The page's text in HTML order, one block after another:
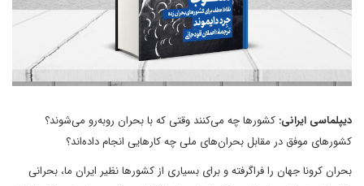
دیپلماسی ایرانی: کشورها چه می‌کنند وقتی که با بحران روبه‌رو می‌شوند؟
کشورهای موفق در مقابل بحران‌های ملی چه کارهایی انجام داده‌اند؟
بحران کرونا جهان را فراگرفته و برای بسیاری از کشورها نظیر ایران ما، بحرانی